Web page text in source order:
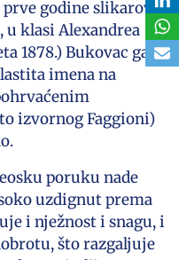
godine slikarova
klasi Alexandrea
1878.) Bukovac ga je
imena na
izvornog Faggioni)
poruku nade
uzdignut prema
i nježnost i snagu, i
što razgaljuje